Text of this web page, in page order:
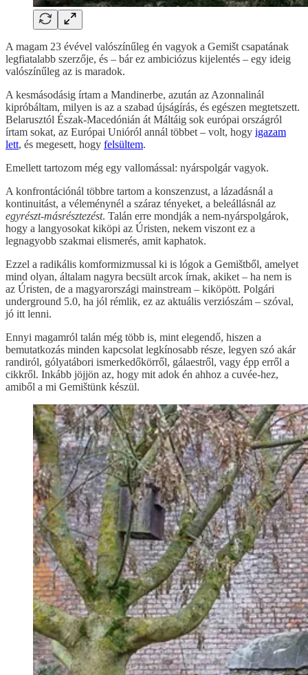
A magam 23 évével valószínűleg én vagyok a Gemišt csapatának
legfiatalabb szerzője, és – bár ez ambiciózus kijelentés – egy ideig
valószínűleg az is maradok.
A kesmásodásig írtam a Mandinerbe, azután az Azonnalinál
kipróbáltam, milyen is az a szabad újságírás, és egészen megtetszett.
Belarusztól Észak-Macedónián át Máltáig sok európai országról
írtam sokat, az Európai Unióról annál többet – volt, hogy igazam
lett, és megesett, hogy felsültem.
Emellett tartozom még egy vallomással: nyárspolgár vagyok.
A konfrontációnál többre tartom a konszenzust, a lázadásnál a
kontinuitást, a véleménynél a száraz tényeket, a beleállásnál az
egyrészt-másrésztezést. Talán erre mondják a nem-nyárspolgárok,
hogy a langyosokat kiköpi az Úristen, nekem viszont ez a
legnagyobb szakmai elismerés, amit kaphatok.
Ezzel a radikális komformizmussal ki is lógok a Gemištből, amelyet
mind olyan, általam nagyra becsült arcok írnak, akiket – ha nem is
az Úristen, de a magyarországi mainstream – kiköpött. Polgári
underground 5.0, ha jól rémlik, ez az aktuális verziószám – szóval,
jó itt lenni.
Ennyi magamról talán még több is, mint elegendő, hiszen a
bemutatkozás minden kapcsolat legkínosabb része, legyen szó akár
randiról, gólyatábori ismerkedőkörről, gálaestről, vagy épp erről a
cikkről. Inkább jöjjön az, hogy mit adok én ahhoz a cuvée-hez,
amiből a mi Gemištünk készül.